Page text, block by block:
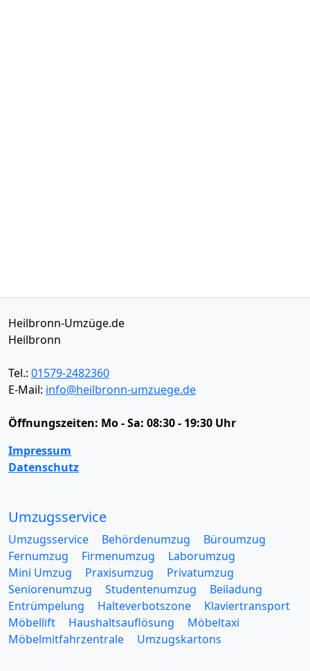
Heilbronn-Umzüge.de
Heilbronn
Tel.: 01579-2482360
E-Mail: info@heilbronn-umzuege.de
Öffnungszeiten: Mo - Sa: 08:30 - 19:30 Uhr
Impressum
Datenschutz
Umzugsservice
Umzugsservice Behördenumzug
Büroumzug
Fernumzug
Firmenumzug
Laborumzug
Mini Umzug
Praxisumzug
Privatumzug
Seniorenumzug
Studentenumzug
Beiladung
Entrümpelung
Halteverbotszone
Klaviertransport
Möbellift
Haushaltsauflösung
Möbeltaxi
Möbelmitfahrzentrale
Umzugskartons